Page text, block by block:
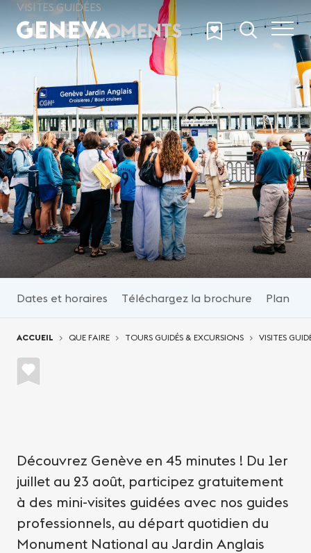
Aller au contenu principal
VISITES GUIDÉES
GUIDED MOMENTS
Dates et horaires Téléchargez la brochure Plan
ACCUEIL QUE FAIRE TOURS GUIDÉS & EXCURSIONS VISITES
Découvrez Genève en 45 minutes ! Du 1er
juillet au 23 août, participez gratuitement
à des mini-visites guidées avec nos guides
professionnels, au départ quotidien du
Monument National au Jardin Anglais